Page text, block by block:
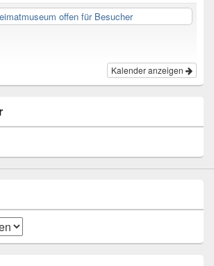
offen für Besucher
Kalender anzeigen